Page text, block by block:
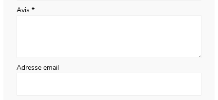
Avis
Adresse email